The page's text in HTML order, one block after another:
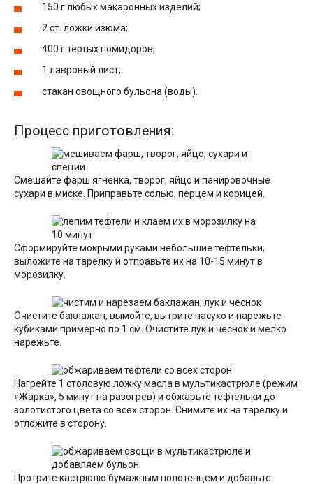
150 г любых макаронных изделий;
2 ст. ложки изюма;
400 г тертых помидоров;
1 лавровый лист;
стакан овощного бульона (воды).
Процесс приготовления:
Смешайте фарш ягненка, творог, яйцо и панировочные
сухари в миске. Приправьте солью, перцем и корицей.
Сформируйте мокрыми руками небольшие тефтельки,
выложите на тарелку и отправьте их на 10-15 минут в
морозилку.
Очистите баклажан, вымойте, вытрите насухо и нарежьте
кубиками примерно по 1 см. Очистите лук и чеснок и мелко
нарежьте.
Нагрейте 1 столовую ложку масла в мультикастрюле (режим
«Жарка», 5 минут на разогрев) и обжарьте тефтельки до
золотистого цвета со всех сторон. Снимите их на тарелку и
отложите в сторону.
Протрите кастрюлю бумажным полотенцем и добавьте